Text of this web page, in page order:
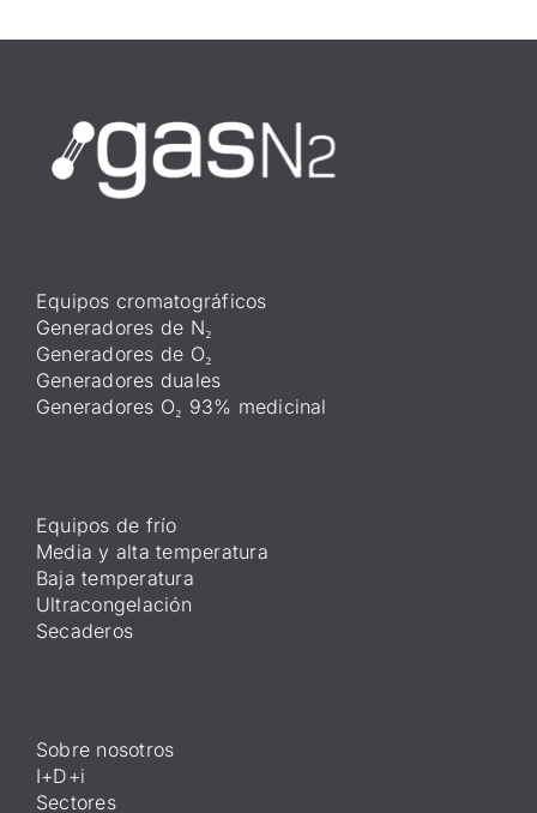
Equipos cromatográficos
Generadores de N₂
Generadores de O₂
Generadores duales
Generadores O₂ 93% medicinal
Equipos de frío
Media y alta temperatura
Baja temperatura
Ultracongelación
Secaderos
Sobre nosotros
I+D+i
Sectores